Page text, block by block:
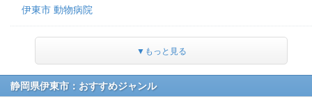
伊東市 動物病院
▼もっと見る
静岡県伊東市：おすすめジャンル